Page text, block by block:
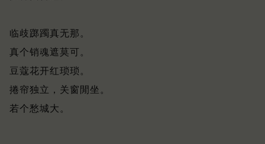
临歧踯躅真无那。
真个销魂遮莫可。
豆蔻花开红琐琐。
捲帘独立，关窗閒坐。
若个愁城大。